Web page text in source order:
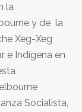
la
y de la
Xeg-Xeg
e Indígena en
Socialista,